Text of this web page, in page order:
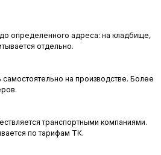
определенного адреса: на кладбище,
отдельно.
на производстве. Более
транспортными компаниями.
по тарифам ТК.